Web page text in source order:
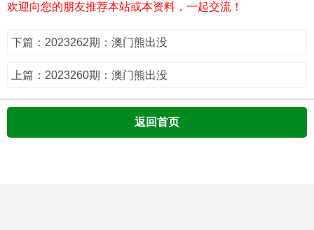
欢迎向您的朋友推荐本站或本资料，一起交流！
下篇：2023262期：澳门熊出没
上篇：2023260期：澳门熊出没
返回首页